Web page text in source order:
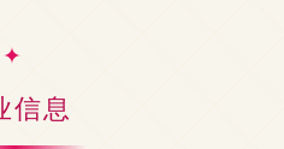
信息